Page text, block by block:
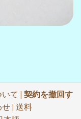
て | 契約を撤回す
せ | 送料